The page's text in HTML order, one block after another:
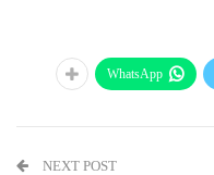
WhatsApp
NEXT POST